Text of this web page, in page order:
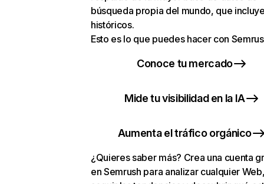
búsqueda propia del mundo, que
históricos.
Esto es lo que puedes hacer con
Conoce tu mercado
Mide tu visibilidad en la IA
Aumenta el tráfico orgánico
¿Quieres saber más? Crea una cuenta
en Semrush para analizar cualquier